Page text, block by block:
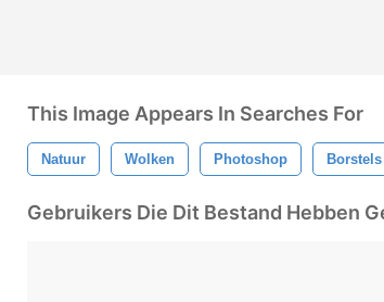
This Image Appears In Searches For
Natuur Wolken Photoshop Borstels
Gebruikers Die Dit Bestand Hebben